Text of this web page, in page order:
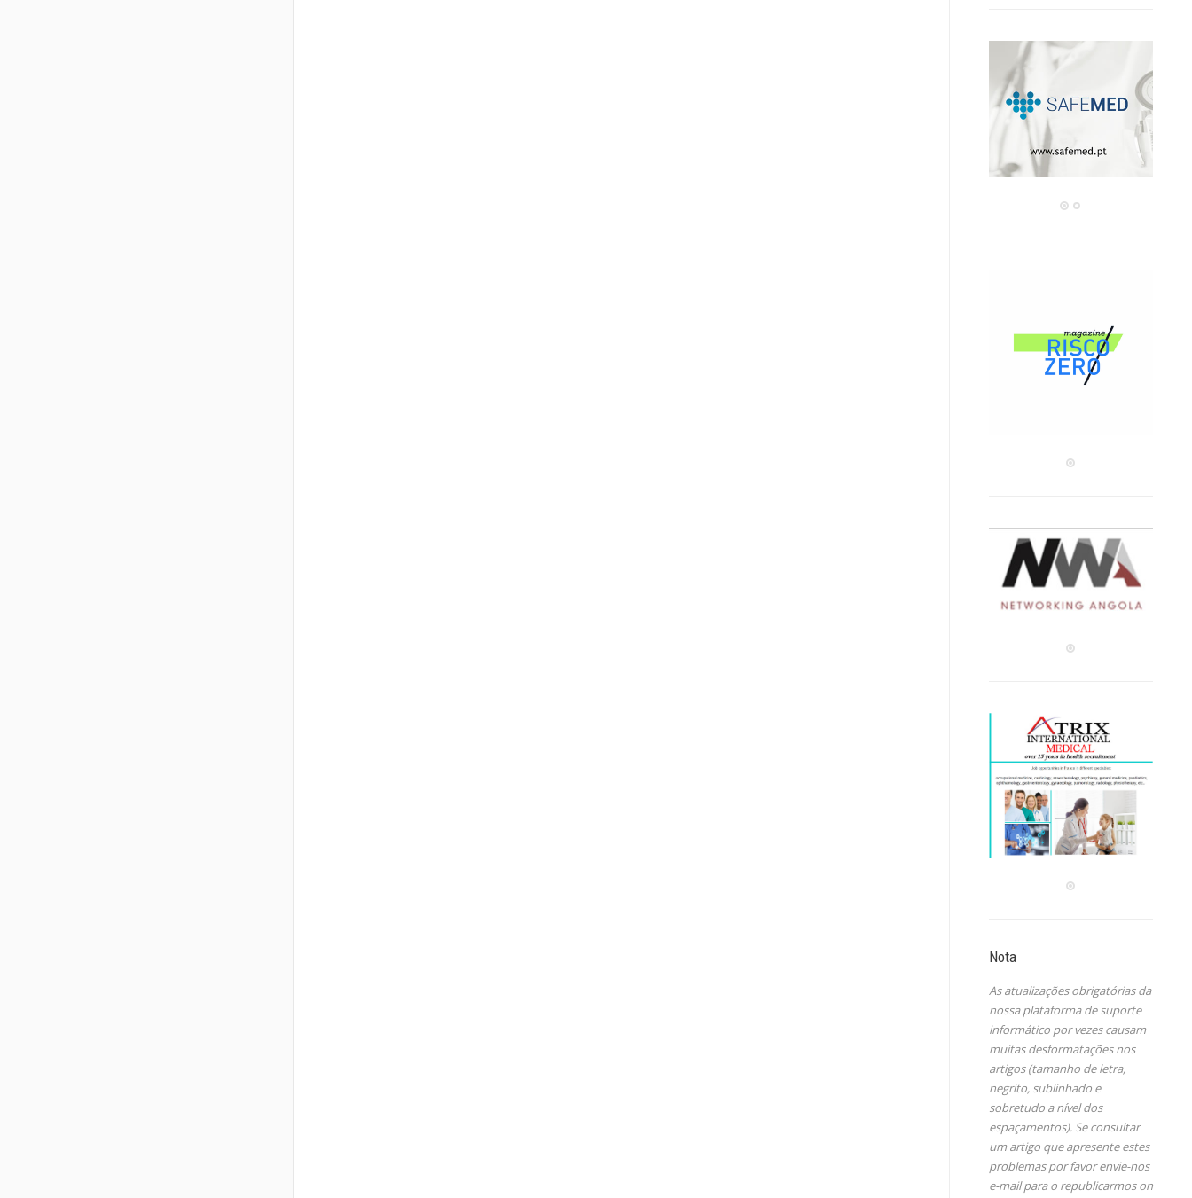
Nota
As atualizações obrigatórias da
nossa plataforma de suporte
informático por vezes causam
muitas desformatações nos
artigos (tamanho de letra,
negrito, sublinhado e
sobretudo a nível dos
espaçamentos). Se consultar
um artigo que apresente estes
problemas por favor envie-nos
e-mail para o republicarmos on